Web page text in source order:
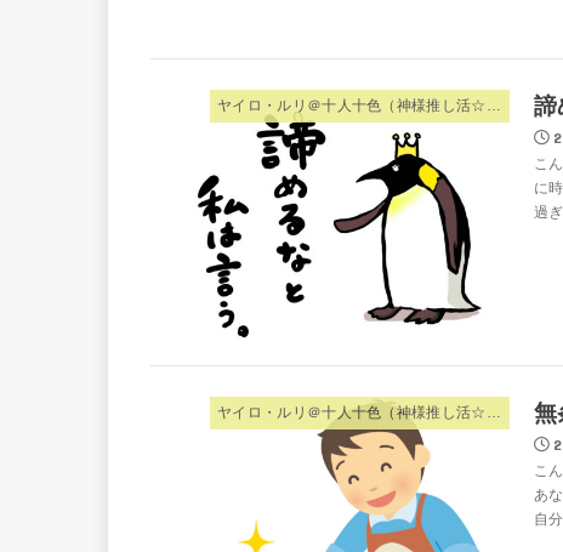
ヤイロ・ルリ＠十人十色（神様推し活☆夫婦） 諦
こ
に
過
ヤイロ・ルリ＠十人十色（神様推し活☆夫婦） 無
こ
あ
自